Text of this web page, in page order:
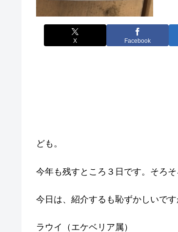
X Facebook
ども。
今年も残すところ３日です。そろ
今日は、紹介するも恥ずかしいで
ラウイ（エケベリア属）